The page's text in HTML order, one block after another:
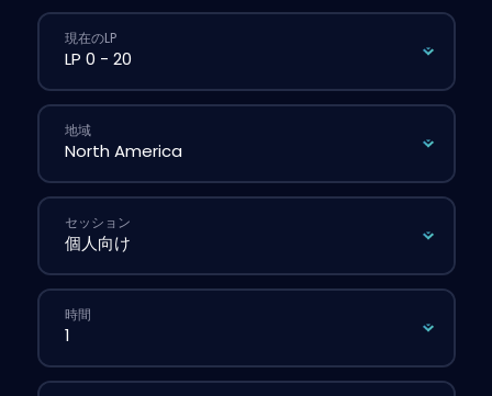
現在のLP
地域
セッション
時間